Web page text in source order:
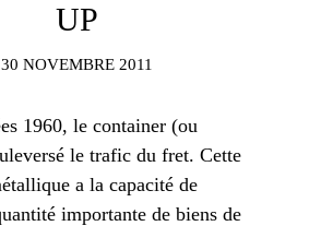
UP
30 NOVEMBRE 2011
1960, le container (ou
le trafic du fret. Cette
a la capacité de
importante de biens de